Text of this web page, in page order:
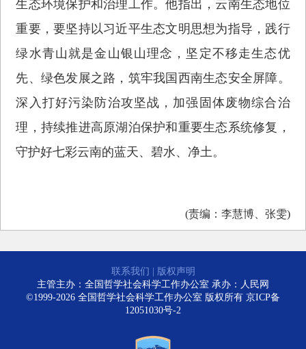
生态环境保护和治理工作。他指出，云南生态地位
重要，要坚持以习近平生态文明思想为指导，践行
绿水青山就是金山银山理念，坚定不移走生态优
先、绿色发展之路，筑牢我国西南生态安全屏障。
深入打好污染防治攻坚战，加强固体废物综合治
理，持续推进高原湖泊保护和重要生态系统修复，
守护好七彩云南的蓝天、碧水、净土。
(责编：李慧博、张雯)
联系我们
版权声明
主管主办：全国哲学社会科学工作办公室 承办：人民网
©1999-2026 全国哲学社会科学工作办公室 版权所有 京ICP备
12051030号-2